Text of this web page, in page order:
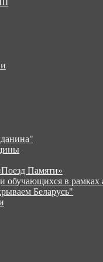
Памяти»
обучающихся в
Беларусь"